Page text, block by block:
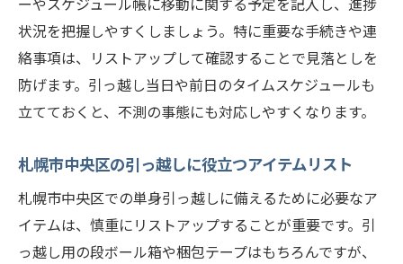
荷物を仕分ける際のポイント
パッキングマテリアルの選び方
スペースを最大限に活用するパッキング術
貴重品や重要書類の整理方法
荷解きが楽になるラベリングテクニック
札幌市中央区で利用できる引っ越しサービスの
選び方
地元の引っ越し業者のメリット
状況を把握しやすくしましょう。特に重要な手続きや連
絡事項は、リストアップして確認することで見落としを
防げます。引っ越し当日や前日のタイムスケジュールも
立てておくと、不測の事態にも対応しやすくなります。
札幌市中央区の引っ越しに役立つアイテムリスト
札幌市中央区での単身引っ越しに備えるために必要なア
イテムは、慎重にリストアップすることが重要です。引
っ越し用の段ボール箱や梱包テープはもちろんですが、